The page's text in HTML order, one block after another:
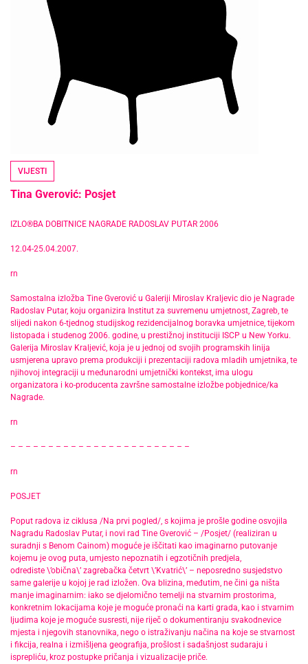
VIJESTI
Tina Gverović: Posjet
IZLO®BA DOBITNICE NAGRADE RADOSLAV PUTAR 2006
12.04-25.04.2007.
rn
Samostalna izložba Tine Gverović u Galeriji Miroslav Kraljevic dio je Nagrade
Radoslav Putar, koju organizira Institut za suvremenu umjetnost, Zagreb, te
slijedi nakon 6-tjednog studijskog rezidencijalnog boravka umjetnice, tijekom
listopada i studenog 2006. godine, u prestižnoj instituciji ISCP u New Yorku.
Galerija Miroslav Kraljević, koja je u jednoj od svojih programskih linija
usmjerena upravo prema produkciji i prezentaciji radova mladih umjetnika, te
njihovoj integraciji u međunarodni umjetnički kontekst, ima ulogu
organizatora i ko-producenta završne samostalne izložbe pobjednice/ka
Nagrade.
rn
– – – – – – – – – – – – – – – – – – – – – – – –
rn
POSJET
Poput radova iz ciklusa /Na prvi pogled/, s kojima je prošle godine osvojila
Nagradu Radoslav Putar, i novi rad Tine Gverović – /Posjet/ (realiziran u
suradnji s Benom Cainom) moguće je iščitati kao imaginarno putovanje
kojemu je ovog puta, umjesto nepoznatih i egzotičnih predjela,
odrediste \’obična\’ zagrebačka četvrt \’Kvatrić\’ – neposredno susjedstvo
same galerije u kojoj je rad izložen. Ova blizina, međutim, ne čini ga ništa
manje imaginarnim: iako se djelomično temelji na stvarnim prostorima,
konkretnim lokacijama koje je moguće pronaći na karti grada, kao i stvarnim
ljudima koje je moguće susresti, nije riječ o dokumentiranju svakodnevice
mjesta i njegovih stanovnika, nego o istraživanju načina na koje se stvarnost
i fikcija, realna i izmišljena geografija, prošlost i sadašnjost sudaraju i
isprepliću, kroz postupke pričanja i vizualizacije priče.